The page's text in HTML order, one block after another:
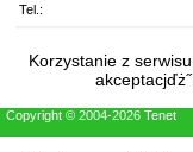
Tel.:
Korzystanie z
akceptacjďż˝
Copyright © 2004-2026